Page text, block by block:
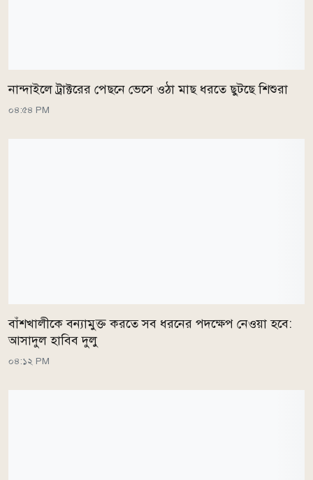
নান্দাইলে ট্রাক্টরের পেছনে ভেসে ওঠা মাছ ধরতে ছুটছে শিশুরা
০৪:৫৪ PM
বাঁশখালীকে বন্যামুক্ত করতে সব ধরনের পদক্ষেপ নেওয়া হবে:
আসাদুল হাবিব দুলু
০৪:১২ PM